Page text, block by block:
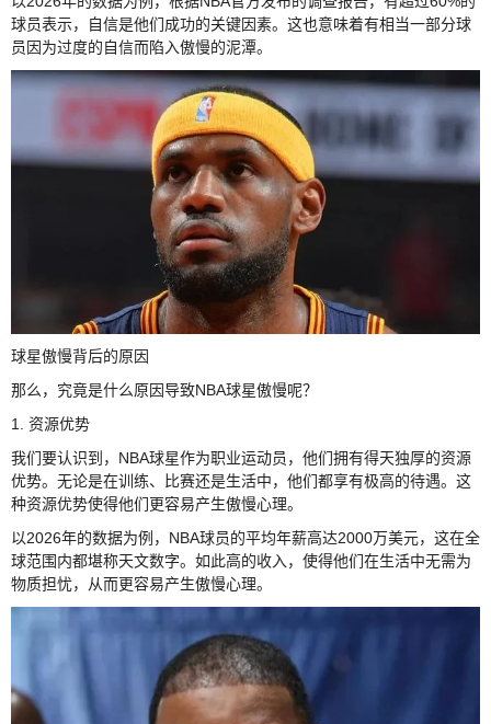
球员表示，自信是他们成功的关键因素。这也意味着有相当一部分球
员因为过度的自信而陷入傲慢的泥潭。
球星傲慢背后的原因
那么，究竟是什么原因导致NBA球星傲慢呢？
1. 资源优势
我们要认识到，NBA球星作为职业运动员，他们拥有得天独厚的资源
优势。无论是在训练、比赛还是生活中，他们都享有极高的待遇。这
种资源优势使得他们更容易产生傲慢心理。
以2026年的数据为例，NBA球员的平均年薪高达2000万美元，这在全
球范围内都堪称天文数字。如此高的收入，使得他们在生活中无需为
物质担忧，从而更容易产生傲慢心理。